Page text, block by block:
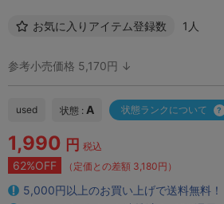
お気に入りアイテム登録数 1人
参考小売価格 5,170円 ↓
used 状態 : A 状態ランクについて
1,990 円 税込
62%OFF （定価との差額 3,180円）
5,000円以上のお買い上げで送料無料！